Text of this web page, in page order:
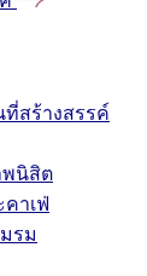
สร้างสรรค์
พนิสิต
าเฟ่
รม